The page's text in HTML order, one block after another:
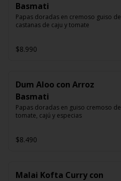
Basmati
Papas doradas en cremoso guiso de
castanas de caju y tomate
$8.990
Dum Aloo con Arroz
Basmati
Papas doradas en guiso cremoso de
tomate, cajú y especias
$8.490
Malai Kofta Curry con